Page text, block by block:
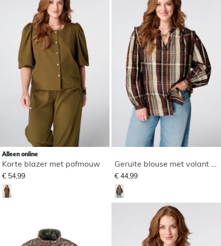
Alleen online
Korte blazer met pofmouw
€ 54,99
Geruite blouse met volant mouwen
€ 44,99